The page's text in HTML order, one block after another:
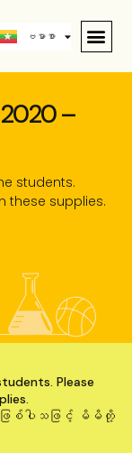
ဗမာစာ
English
2020 –
students.
these supplies.
Please
ည်ဖြစ်ပါသဖြင့် မိမိတို့